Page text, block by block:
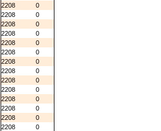
2208
0
2208
0
2208
0
2208
0
2208
0
2208
0
2208
0
2208
0
2208
0
2208
0
2208
0
2208
0
2208
0
2208
0